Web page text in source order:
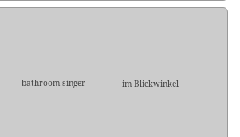
bathroom singer im Blickwinkel